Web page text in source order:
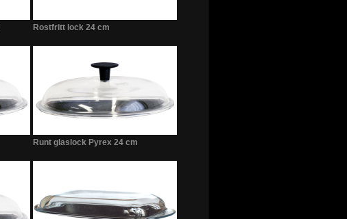
Rostfritt lock 24 cm
Runt glaslock Pyrex 24 cm